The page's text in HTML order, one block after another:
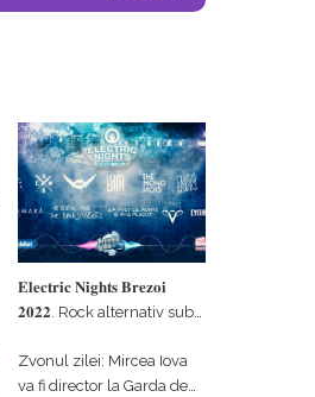
𝐄𝐥𝐞𝐜𝐭𝐫𝐢𝐜 𝐍𝐢𝐠𝐡𝐭𝐬 𝐁𝐫𝐞𝐳𝐨𝐢
𝟐𝟎𝟐𝟐. Rock alternativ sub
#𝐁𝐫𝐞𝐳𝐨𝐢𝐮𝐥𝐋𝐮𝐦𝐢𝐢
Zvonul zilei: Mircea Iova
va fi director la Garda de